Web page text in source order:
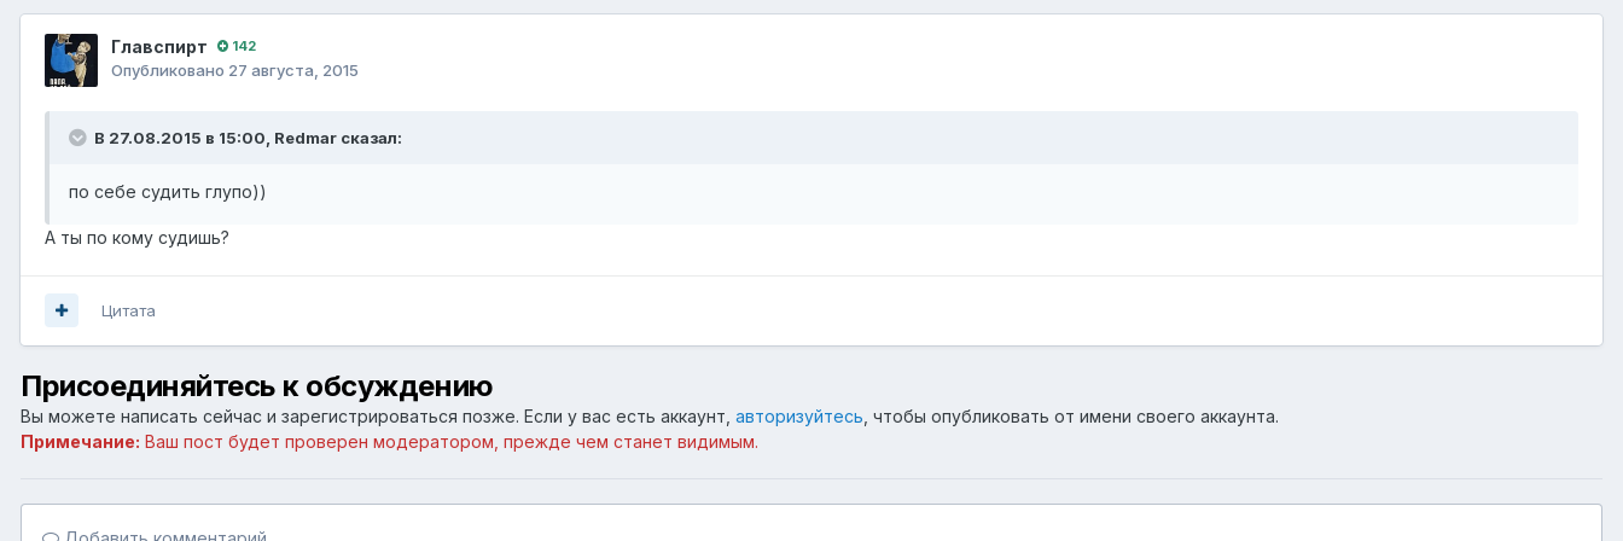
Главспирт 142
Опубликовано 27 августа, 2015
В 27.08.2015 в 15:00, Redmar сказал:
по себе судить глупо))
А ты по кому судишь?
Цитата
Присоединяйтесь к обсуждению
Вы можете написать сейчас и зарегистрироваться позже. Если у вас есть аккаунт, авторизуйтесь , чтобы опубликовать от имени своего аккаунта.
Примечание: Ваш пост будет проверен модератором, прежде чем станет видимым.